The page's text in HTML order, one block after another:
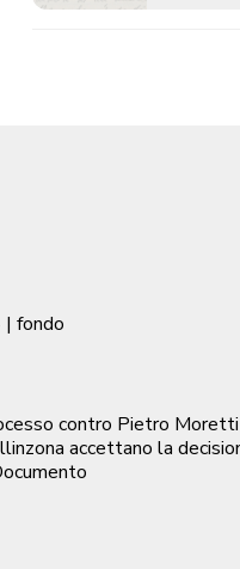
| fondo
contro Pietro
accettano la